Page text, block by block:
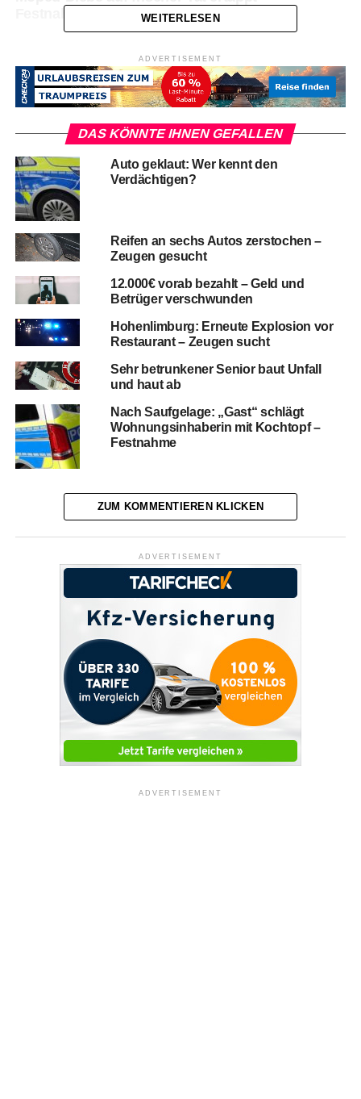
WEITERLESEN
ADVERTISEMENT
DAS KÖNNTE IHNEN GEFALLEN
Auto geklaut: Wer kennt den
Verdächtigen?
Reifen an sechs Autos zerstochen –
Zeugen gesucht
12.000€ vorab bezahlt – Geld und
Betrüger verschwunden
Hohenlimburg: Erneute Explosion vor
Restaurant – Zeugen sucht
Sehr betrunkener Senior baut Unfall
und haut ab
Nach Saufgelage: „Gast“ schlägt
Wohnungsinhaberin mit Kochtopf –
Festnahme
ZUM KOMMENTIEREN KLICKEN
ADVERTISEMENT
ADVERTISEMENT